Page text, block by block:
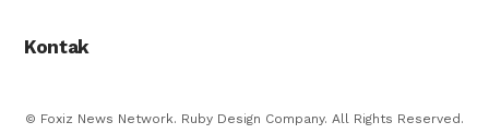
Kontak
© Foxiz News Network. Ruby Design Company. All Rights Reserved.